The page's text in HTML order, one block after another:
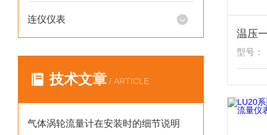
连仪仪表
技术文章 / ARTICLE
气体涡轮流量计在安装时的细节说明
型号：